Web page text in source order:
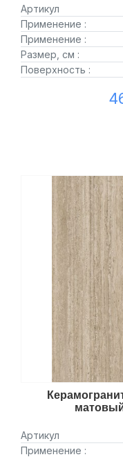
Артикул
Применение :
Применение :
Размер, см :
Поверхность :
матовый
Артикул
Применение :